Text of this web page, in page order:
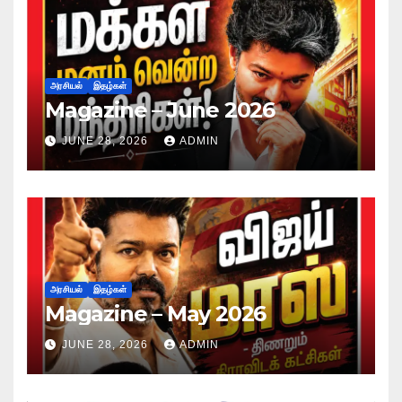
அரசியல் இதழ்கள்
Magazine – June 2026
JUNE 28, 2026 ADMIN
அரசியல் இதழ்கள்
Magazine – May 2026
JUNE 28, 2026 ADMIN